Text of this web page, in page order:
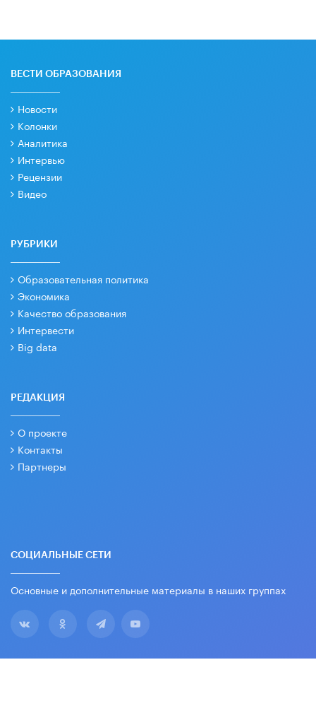
ВЕСТИ ОБРАЗОВАНИЯ
Новости
Колонки
Аналитика
Интервью
Рецензии
Видео
РУБРИКИ
Образовательная политика
Экономика
Качество образования
Интервести
Big data
РЕДАКЦИЯ
О проекте
Контакты
Партнеры
СОЦИАЛЬНЫЕ СЕТИ
Основные и дополнительные материалы в наших группах